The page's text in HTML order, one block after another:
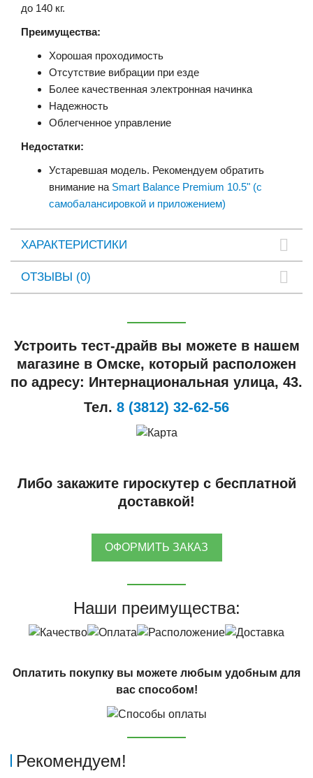
до 140 кг.
Преимущества:
Хорошая проходимость
Отсутствие вибрации при езде
Более качественная электронная начинка
Надежность
Облегченное управление
Недостатки:
Устаревшая модель. Рекомендуем обратить
внимание на Smart Balance Premium 10.5" (с
самобалансировкой и приложением)
ХАРАКТЕРИСТИКИ
ОТЗЫВЫ (0)
Устроить тест-драйв вы можете в нашем
магазине в Омске, который расположен
по адресу: Интернациональная улица, 43.
Тел. 8 (3812) 32-62-56
Либо закажите гироскутер с бесплатной
доставкой!
ОФОРМИТЬ ЗАКАЗ
Наши преимущества:
Оплатить покупку вы можете любым удобным для
вас способом!
Рекомендуем!